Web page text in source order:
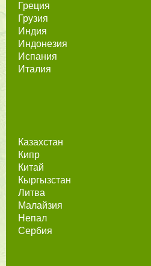
Греция
Грузия
Индия
Индонезия
Испания
Италия
Казахстан
Кипр
Китай
Кыргызстан
Литва
Малайзия
Непал
Сербия